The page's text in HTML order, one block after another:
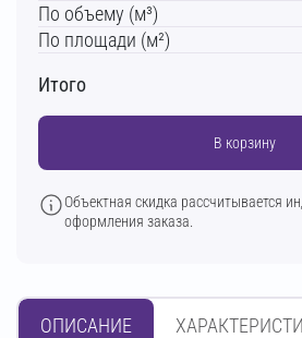
По объему (м³)
По площади (м²)
Итого
В корзину
Объектная скидка рассчитывается
оформления заказа.
ОПИСАНИЕ